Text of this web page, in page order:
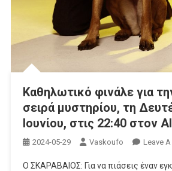
Καθηλωτικό φινάλε για
σειρά μυστηρίου, τη
Ιουνίου, στις 22:40 στον
2024-05-29 Vaskoufo Leave
Ο ΣΚΑΡΑΒΑΙΟΣ: Για να πιάσεις έναν